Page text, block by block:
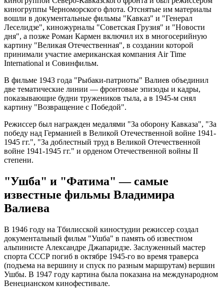
киногруппы Черноморского флота. Отснятые им материалы
вошли в документальные фильмы "Кавказ" и "Генерал
Леселидзе", киножурналы "Советская Грузия" и "Новости
дня", а позже Роман Кармен включил их в многосерийную
картину "Великая Отечественная", в создании которой
принимали участие американская компания Air Time
International и Совинфильм.
В фильме 1943 года "Рыбаки-патриоты" Валиев объединил
две тематические линии — фронтовые эпизоды и кадры,
показывающие будни тружеников тыла, а в 1945-м снял
картину "Возвращение с Победой".
Режиссер был награжден медалями "За оборону Кавказа", "За
победу над Германией в Великой Отечественной войне 1941-
1945 гг.", "За доблестный труд в Великой Отечественной
войне 1941-1945 гг." и орденом Отечественной войны II
степени.
"Ушба" и "Фатима" — самые
известные фильмы Владимира
Валиева
В 1946 году на Тбилисской киностудии режиссер создал
документальный фильм "Ушба" в память об известном
альпинисте Александре Джапаридзе. Заслуженный мастер
спорта СССР погиб в октябре 1945-го во время траверса
(подъема на вершину и спуск по разным маршрутам) вершин
Ушбы. В 1947 году картина была показана на международном
Венецианском кинофестивале.